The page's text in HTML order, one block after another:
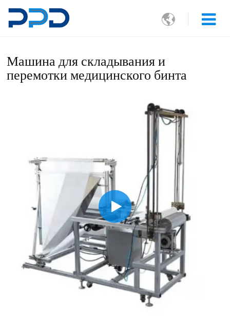

Машина для складывания и
перемотки медицинского бинта